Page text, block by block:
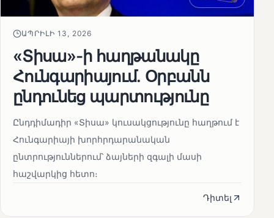
ԱՊՐԻԼԻ 13, 2026
«Տիսա»-ի հաղթանակը
Հունգարիայում․ Օրբանն
ընդունեց պարտությունը
Ընդդիմադիր «Տիսա» կուսակցությունը հաղթում է
Հունգարիայի խորհրդարանական
ընտրություններում՝ ձայների զգալի մասի
հաշվարկից հետո։
Դիտել